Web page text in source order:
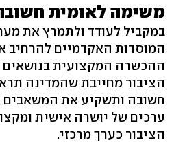
משימה לאומית
במקביל לעודד ולתמרץ את
המוסדות האקדמיים להרחיב
ההכשרה המקצועית בנושאים
הציבור מחייבת שהמדינה
חשובה ותשקיע את המשאבים
ערכים של יושרה אישית
הציבור כערך מרכזי.